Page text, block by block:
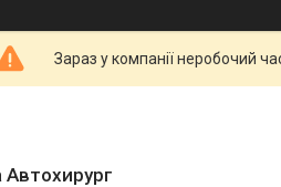
Зараз у компанії неробочий
Автохирург